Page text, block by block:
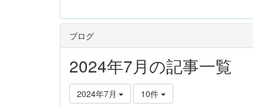
ブログ
2024年7月の記事一覧
2024年7月 10件